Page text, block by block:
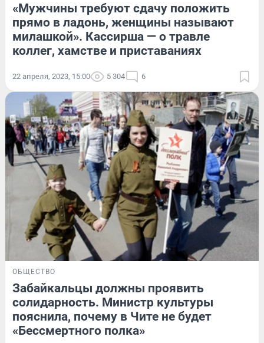
«Мужчины требуют сдачу положить
прямо в ладонь, женщины называют
милашкой». Кассирша — о травле
коллег, хамстве и приставаниях
22 апреля, 2023, 15:00 5 304 6
ОБЩЕСТВО
Забайкальцы должны проявить
солидарность. Министр культуры
пояснила, почему в Чите не будет
«Бессмертного полка»